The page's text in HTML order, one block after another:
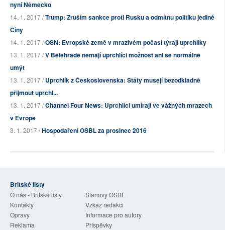
nyní Německo
14. 1. 2017 /Trump: Zruším sankce proti Rusku a odmítnu politiku jediné
Číny
14. 1. 2017 /OSN: Evropské země v mrazivém počasí týrají uprchlíky
13. 1. 2017 /V Bělehradě nemají uprchlíci možnost ani se normálně
umýt
13. 1. 2017 /Uprchlík z Československa: Státy musejí bezodkladně
přijmout uprchl...
13. 1. 2017 /Channel Four News: Uprchlíci umírají ve vážných mrazech
v Evropě
3. 1. 2017 /Hospodaření OSBL za prosinec 2016
Britské listy
O nás - Britské listy
Stanovy OSBL
Kontakty
Vzkaz redakci
Opravy
Informace pro autory
Reklama
Příspěvky